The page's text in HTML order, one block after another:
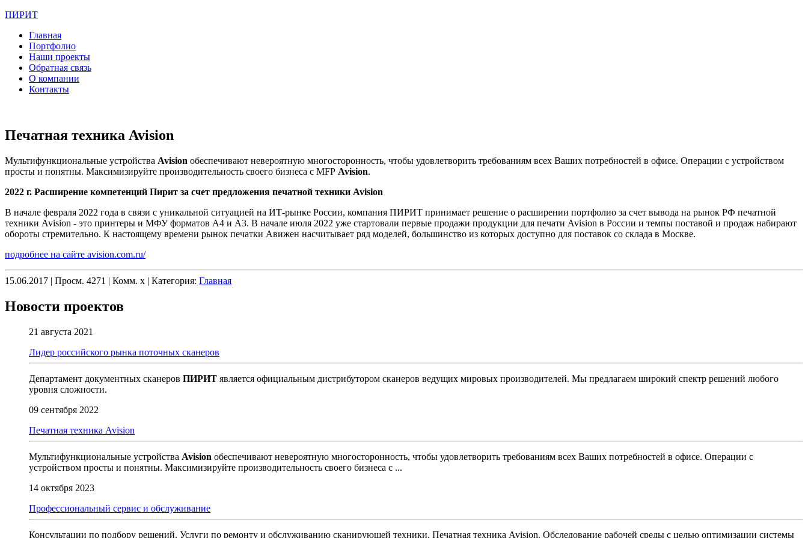
ПИРИТ
Главная
Портфолио
Наши проекты
Обратная связь
О компании
Контакты
Печатная техника Avision
Мультифункциональные устройства Avision обеспечивают невероятную многосторонность, чтобы удовлетворить требованиям всех Ваших потребностей в офисе. Операции с устройством
просты и понятны. Максимизируйте производительность своего бизнеса с MFP Avision.
2022 г. Расширение компетенций Пирит за счет предложения печатной техники Avision
В начале февраля 2022 года в связи с уникальной ситуацией на ИТ-рынке России, компания ПИРИТ принимает решение о расширении портфолио за счет вывода на рынок РФ печатной
техники Avision - это принтеры и МФУ форматов А4 и А3. В начале июля 2022 уже стартовали первые продажи продукции для печати Avision в России и темпы поставой и продаж набирают
обороты стремительно. К настоящему времени рынок печатки Авижен насчитывает ряд моделей, большинство из которых доступно для поставок со склада в Москве.
подробнее на сайте avision.com.ru/
15.06.2017 | Просм. 4271 | Комм. x | Категория: Главная
Новости проектов
21 августа 2021
Лидер российского рынка поточных сканеров
Департамент документных сканеров ПИРИТ является официальным дистрибутором сканеров ведущих мировых производителей. Мы предлагаем широкий спектр решений любого
уровня сложности.
09 сентября 2022
Печатная техника Avision
Мультифункциональные устройства Avision обеспечивают невероятную многосторонность, чтобы удовлетворить требованиям всех Ваших потребностей в офисе. Операции с
устройством просты и понятны. Максимизируйте производительность своего бизнеса с ...
14 октября 2023
Профессиональный сервис и обслуживание
Консультации по подбору решений. Услуги по ремонту и обслуживанию сканирующей техники. Печатная техника Avision. Обследование рабочей среды с целью оптимизации системы